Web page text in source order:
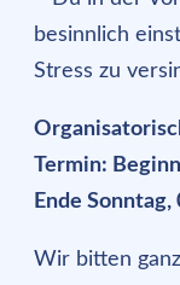
besinnlich
Stress zu
Termin:
Ende
Wir bitten